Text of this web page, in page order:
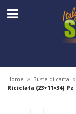
Home » Buste di carta »
Riciclata (23+11×34) Pz